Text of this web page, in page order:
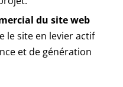
du site web
le site en levier actif
et de génération